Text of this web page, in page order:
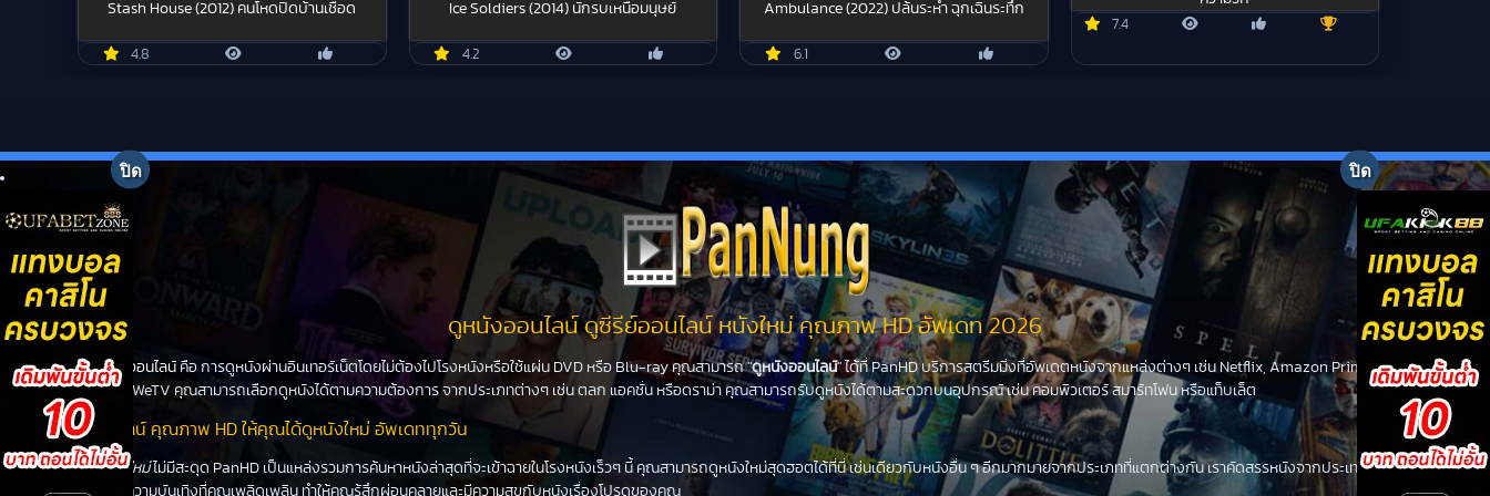
Stash House (2012) คนโหดปิดบ้านเชือด
4.8
Ice Soldiers (2014) นักรบเหนือมนุษย์
4.2
Ambulance (2022) ปล้นระห่ำ ฉุกเฉินระทึก
6.1
7.4
ดูหนังออนไลน์ ดูซีรีย์ออนไลน์ หนังใหม่ คุณภาพ HD อัพเดท 2026
ดูหนังออนไลน์ คือ การดูหนังผ่านอินเทอร์เน็ตโดยไม่ต้องไปโรงหนังหรือใช้แผ่น DVD หรือ Blu-ray คุณสามารถ "ดูหนังออนไลน์" ได้ที่ PanHD บริการสตรีมมิ่งที่อัพเดตหนังจากแหล่งต่างๆ เช่น Netflix, Amazon Prime Video,
Disney+ หรือ WeTV คุณสามารถเลือกดูหนังได้ตามความต้องการ จากประเภทต่างๆ เช่น ตลก แอคชั่น หรือดราม่า คุณสามารถรับดูหนังได้ตามสะดวกบนอุปกรณ์ เช่น คอมพิวเตอร์ สมาร์ทโฟน หรือแท็บเล็ต
ดูหนังออนไลน์ คุณภาพ HD ให้คุณได้ดูหนังใหม่ อัพเดททุกวัน
ดูหนังใหม่ไม่มีสะดุด PanHD เป็นแหล่งรวมการค้นหาหนังล่าสุดที่จะเข้าฉายในโรงหนังเร็วๆ นี้ คุณสามารถดูหนังใหม่สุดฮอตได้ที่นี่ เช่นเดียวกับหนังอื่น ๆ อีกมากมายจากประเภทที่แตกต่างกัน เราคัดสรรหนังจากประเทศต่างๆ ทั่ว
โลก เพื่อมอบความบันเทิงที่คุณเพลิดเพลิน ทำให้คุณรู้สึกผ่อนคลายและมีความสุขกับหนังเรื่องโปรดของคุณ